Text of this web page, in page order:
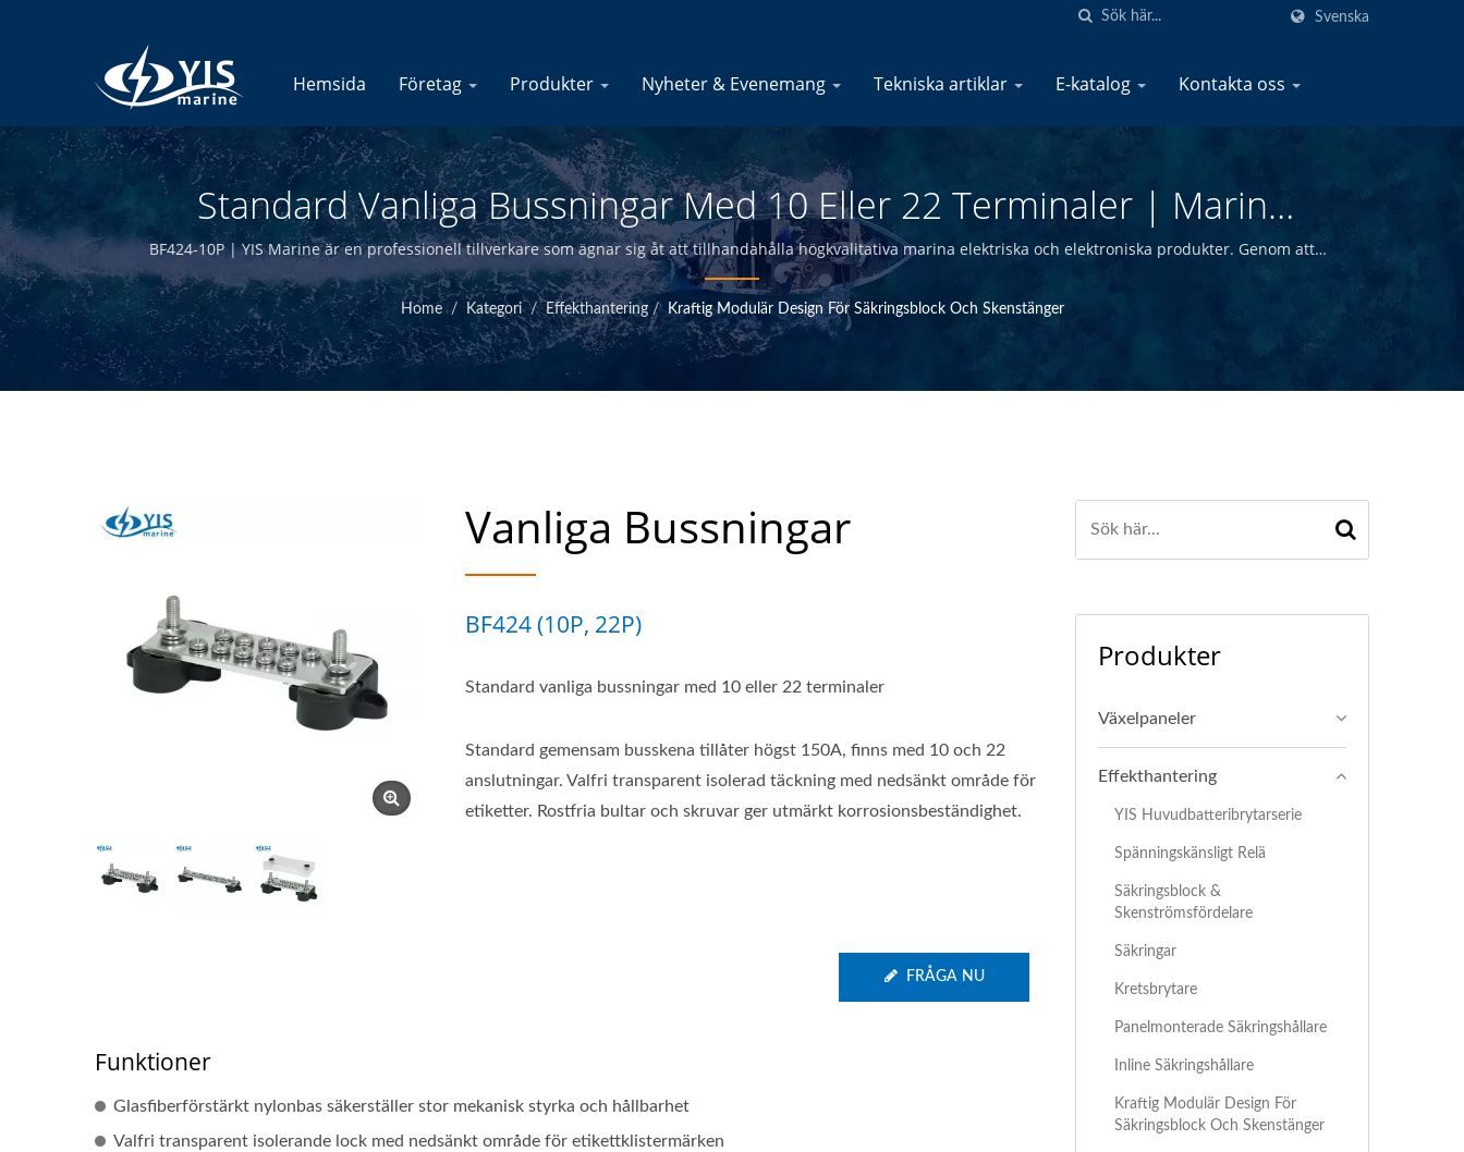
Svenska
Hemsida Företag Produkter Nyheter & Evenemang Tekniska artiklar E-katalog Kontakta oss
Standard Vanliga Bussningar Med 10 Eller 22 Terminaler | Marin
Säkringsblock - Tillverkare Av Marina Elektriska Produkter | YIS Marine
BF424-10P | YIS Marine är en professionell tillverkare som ägnar sig åt att tillhandahålla högkvalitativa marina elektriska och elektroniska produkter. Genom att
designa och tillverka internt och ha kvalitetskontroll vid huvudkontoret i Taiwan kan vi erbjuda högkvalitativa marina produkter till konkurrenskraftiga priser.
Home / Kategori / Effekthantering / Kraftig Modulär Design För Säkringsblock Och Skenstänger
Vanliga Bussningar
BF424 (10P, 22P)
Standard vanliga bussningar med 10 eller 22 terminaler
Standard gemensam busskena tillåter högst 150A, finns med 10 och 22
anslutningar. Valfri transparent isolerad täckning med nedsänkt område för
etiketter. Rostfria bultar och skruvar ger utmärkt korrosionsbeständighet.
FRÅGA NU
Funktioner
Glasfiberförstärkt nylonbas säkerställer stor mekanisk styrka och hållbarhet
Valfri transparent isolerande lock med nedsänkt område för etikettklistermärken
Produkter
Växelpaneler
Effekthantering
YIS Huvudbatteribrytarserie
Spänningskänsligt Relä
Säkringsblock &
Skenströmsfördelare
Säkringar
Kretsbrytare
Panelmonterade Säkringshållare
Inline Säkringshållare
Kraftig Modulär Design För
Säkringsblock Och Skenstänger